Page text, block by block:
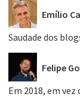
Emílio
Saudade dos
Felipe
Em 2018, em